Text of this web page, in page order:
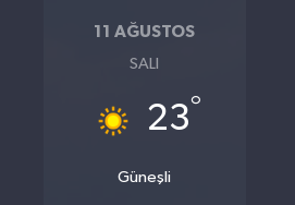
11 AĞUSTOS
SALI
23°
Güneşli